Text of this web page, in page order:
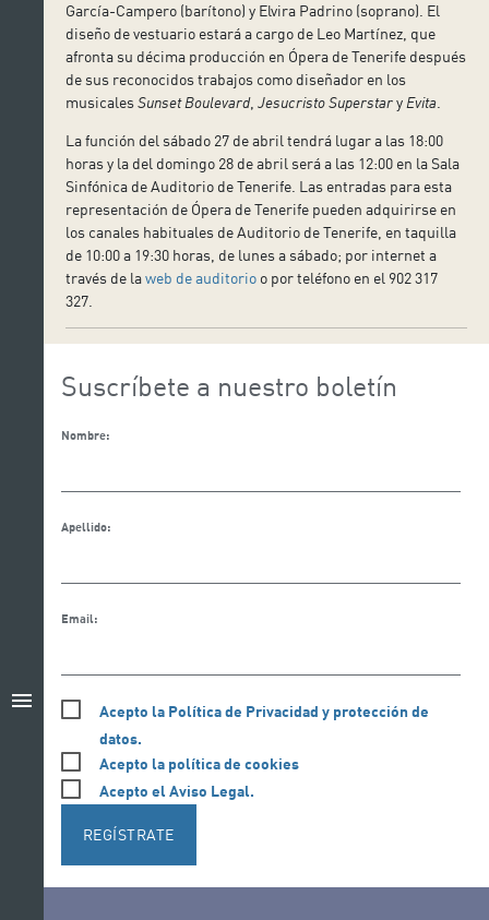
menu
García-Campero (barítono) y Elvira Padrino (soprano). El
diseño de vestuario estará a cargo de Leo Martínez, que
afronta su décima producción en Ópera de Tenerife después
de sus reconocidos trabajos como diseñador en los
musicalesSunset Boulevard,Jesucristo Superstary Evita
La función del sábado 27 de abril tendrá lugar a las 18:00
horas y la del domingo 28 de abril será a las 12:00 en la Sala
Sinfónica de Auditorio de Tenerife. Las entradas para esta
representación de Ópera de Tenerife pueden adquirirse en
los canales habituales de Auditorio de Tenerife, en taquilla
de 10:00 a 19:30 horas, de lunes a sábado; por internet a
través de laweb de auditorio o por teléfono en el 902 317
327.
Suscríbete a nuestro boletín
Nombre:
Apellido:
Email:
Acepto la Política de Privacidad y protección de
datos.
Acepto la política de cookies
Acepto el Aviso Legal.
REGÍSTRATE